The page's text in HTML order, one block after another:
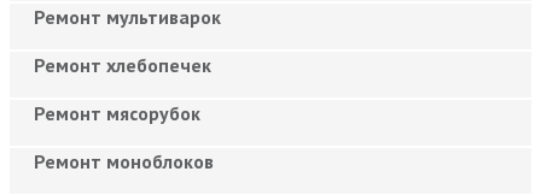
Ремонт мультиварок
Ремонт хлебопечек
Ремонт мясорубок
Ремонт моноблоков